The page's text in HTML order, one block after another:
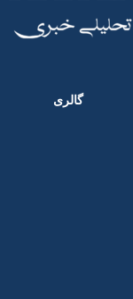
گالری